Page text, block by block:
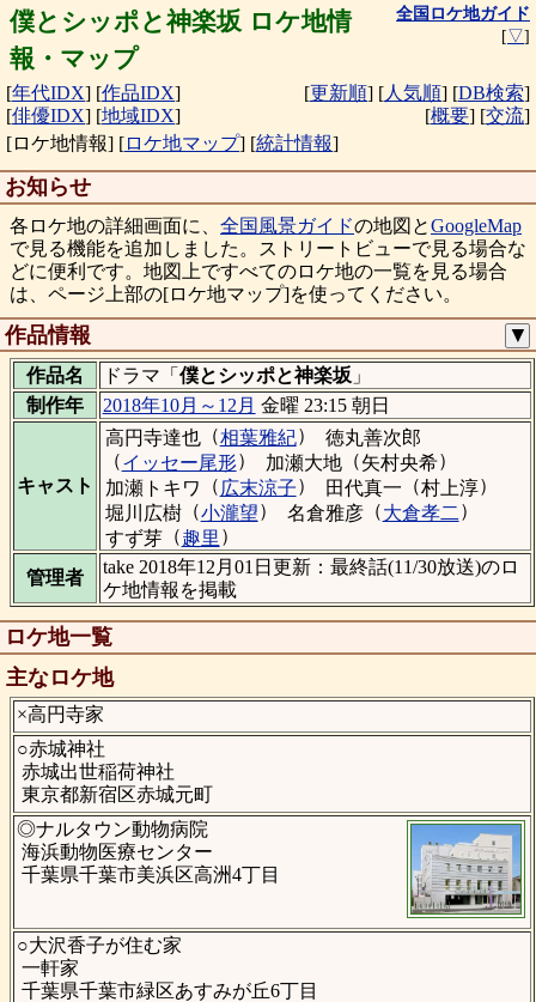
僕とシッポと神楽坂 ロケ地情
報・マップ
全国ロケ地ガイド
[▽]
[年代IDX] [作品IDX]
[俳優IDX] [地域IDX]
[更新順] [人気順] [DB検索]
[概要] [交流]
[ロケ地情報] [ロケ地マップ] [統計情報]
お知らせ
各ロケ地の詳細画面に、 全国風景ガイドの地図とGoogleMap
で見る機能を追加しました。ストリートビューで見る場合な
どに便利です。地図上ですべてのロケ地の一覧を見る場合
は、ページ上部の[ロケ地マップ]を使ってください。
作品情報 ▼
作品名 ドラマ「 僕とシッポと神楽坂 」
制作年
2018年10月～12月 金曜 23:15 朝日
キャスト
高円寺達也 （相葉雅紀）
徳丸善次郎
（イッセー尾形） 加瀬大地 （矢村央希）
加瀬トキワ （ 広末涼子） 田代真一 （村上淳）
堀川広樹（小瀧望） 名倉雅彦（大倉孝二 ）
すず芽（趣里 ）
管理者
take 2018年12月01日更新：最終話(11/30放送)のロ
ケ地情報を掲載
ロケ地一覧
主なロケ地
×高円寺家
○赤城神社
赤城出世稲荷神社
東京都新宿区赤城元町
◎ナルタウン動物病院
海浜動物医療センター
千葉県千葉市美浜区高洲4丁目
○大沢香子が住む家
一軒家
千葉県千葉市緑区あすみが丘6丁目